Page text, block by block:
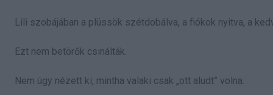
Lili szobájában a plüssök szétdobálva, a fiókok nyitva, a
Ezt nem betörők csinálták.
Nem úgy nézett ki, mintha valaki csak „ott aludt” volna.